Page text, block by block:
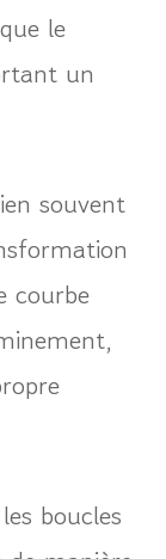
le
un
souvent
courbe
boucles